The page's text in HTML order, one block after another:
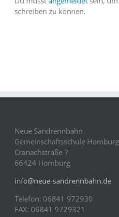
schreiben zu können.
Neue Sandrennbahn
Gemeinschaftsschule
Cranachstraße 7
66424 Homburg
info@neue-sandrennbahn.de
Telefon: 06841 972930
FAX: 06841 9729321